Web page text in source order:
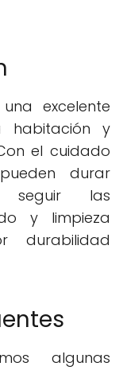
excelente
habitación y
el cuidado
durar
seguir las
y limpieza
durabilidad
algunas